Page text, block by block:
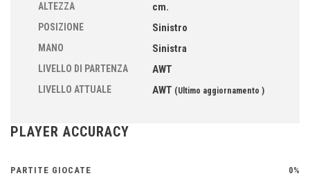
ALTEZZA cm.
POSIZIONE Sinistro
MANO Sinistra
LIVELLO DI PARTENZA AWT
LIVELLO ATTUALE AWT (Ultimo aggiornamento )
PLAYER ACCURACY
PARTITE GIOCATE 0%